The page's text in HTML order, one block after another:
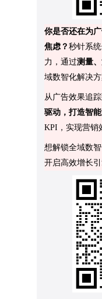
你是否还在为
焦虑？秒针系
力，通过测量
域数智化解决方
从广告效果追
驱动，打造智
KPI，实现营销
想解锁全域数
开启高效增长引